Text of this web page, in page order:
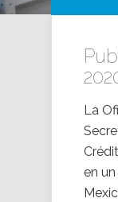
La
en